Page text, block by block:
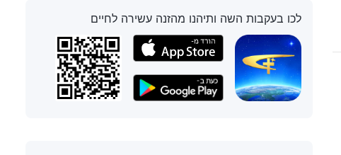
לכו בעקבות השה ותיהנו מהזנה עשירה לחיים